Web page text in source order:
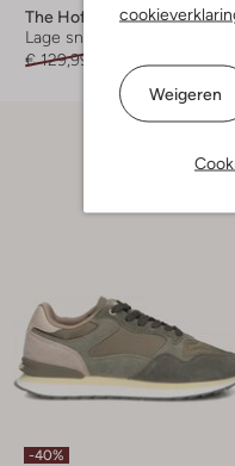
Weigeren
The Hoff Brand
Lage sneakers
€ 129,99
-40%